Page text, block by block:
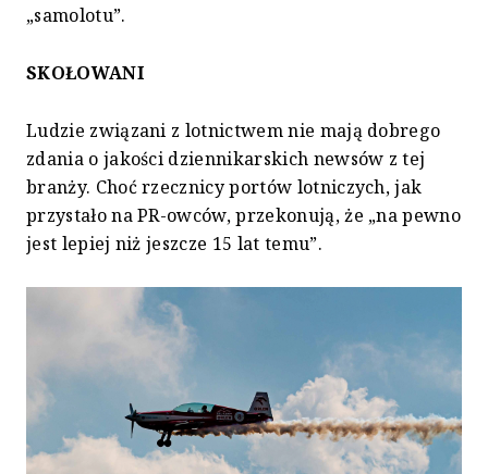
„samolotu”.
SKOŁOWANI
Ludzie związani z lotnictwem nie mają dobrego
zdania o jakości dziennikarskich newsów z tej
branży. Choć rzecznicy portów lotniczych, jak
przystało na PR-owców, przekonują, że „na pewno
jest lepiej niż jeszcze 15 lat temu”.